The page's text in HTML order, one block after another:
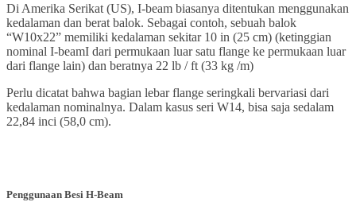
Di Amerika Serikat (US), I-beam biasanya ditentukan menggunakan
kedalaman dan berat balok. Sebagai contoh, sebuah balok
“W10x22” memiliki kedalaman sekitar 10 in (25 cm) (ketinggian
nominal I-beamI dari permukaan luar satu flange ke permukaan luar
dari flange lain) dan beratnya 22 lb / ft (33 kg /m)
Perlu dicatat bahwa bagian lebar flange seringkali bervariasi dari
kedalaman nominalnya. Dalam kasus seri W14, bisa saja sedalam
22,84 inci (58,0 cm).
Penggunaan Besi H-Beam